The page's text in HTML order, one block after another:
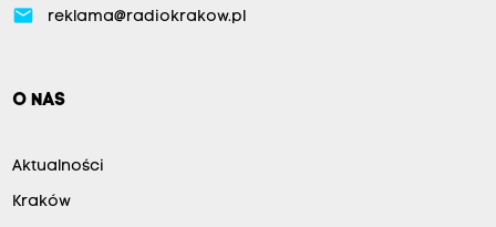
email reklama@radiokrakow.pl
O NAS
Aktualności
Kraków